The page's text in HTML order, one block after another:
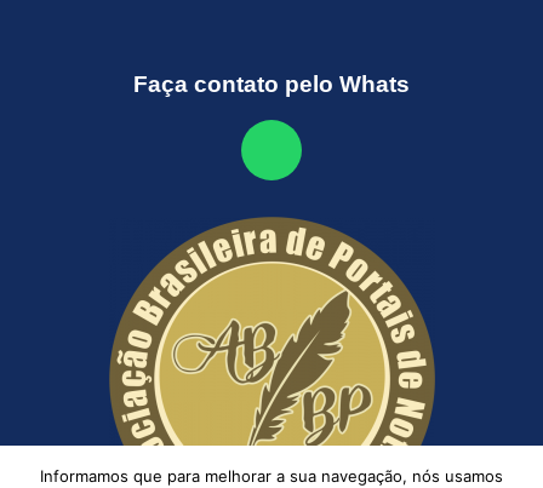
Faça contato pelo Whats
Informamos que para melhorar a sua navegação, nós usamos